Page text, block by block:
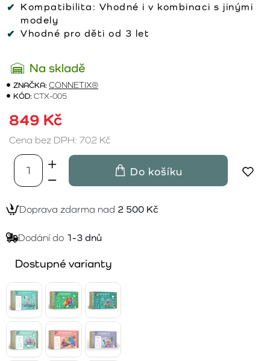
Kompatibilita: Vhodné i v kombinaci s jinými
modely
Vhodné pro děti od 3 let
Na skladě
ZNAČKA:CONNETIX®
KÓD:CTX-005
849 Kč
Cena bez DPH: 702 Kč
Do košíku
Doprava zdarma nad 2 500 Kč
Dodání do 1-3 dnů
Dostupné varianty